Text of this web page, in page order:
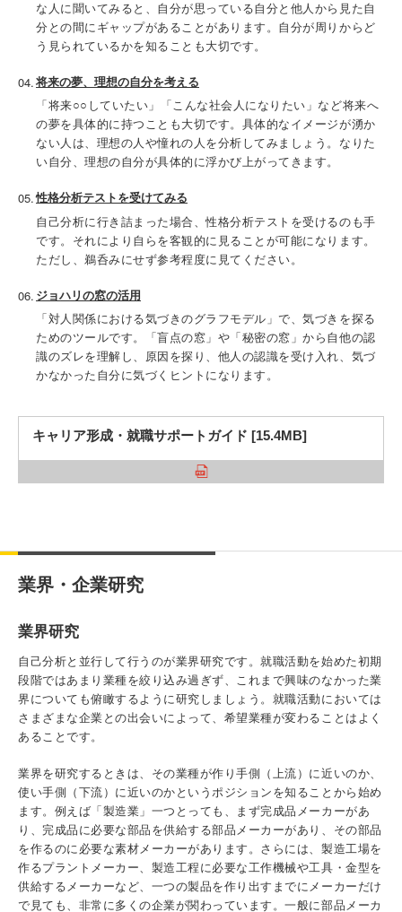
な人に聞いてみると、自分が思っている自分と他人から見た自
分との間にギャップがあることがあります。自分が周りからど
う見られているかを知ることも大切です。
将来の夢、理想の自分を考える
「将来○○していたい」「こんな社会人になりたい」など将来へ
の夢を具体的に持つことも大切です。具体的なイメージが湧か
ない人は、理想の人や憧れの人を分析してみましょう。なりた
い自分、理想の自分が具体的に浮かび上がってきます。
性格分析テストを受けてみる
自己分析に行き詰まった場合、性格分析テストを受けるのも手
です。それにより自らを客観的に見ることが可能になります。
ただし、鵜呑みにせず参考程度に見てください。
ジョハリの窓の活用
「対人関係における気づきのグラフモデル」で、気づきを探る
ためのツールです。「盲点の窓」や「秘密の窓」から自他の認
識のズレを理解し、原因を探り、他人の認識を受け入れ、気づ
かなかった自分に気づくヒントになります。
キャリア形成・就職サポートガイド [15.4MB]
業界・企業研究
業界研究
自己分析と並行して行うのが業界研究です。就職活動を始めた初期
段階ではあまり業種を絞り込み過ぎず、これまで興味のなかった業
界についても俯瞰するように研究しましょう。就職活動においては
さまざまな企業との出会いによって、希望業種が変わることはよく
あることです。
業界を研究するときは、その業種が作り手側（上流）に近いのか、
使い手側（下流）に近いのかというポジションを知ることから始め
ます。例えば「製造業」一つとっても、まず完成品メーカーがあ
り、完成品に必要な部品を供給する部品メーカーがあり、その部品
を作るのに必要な素材メーカーがあります。さらには、製造工場を
作るプラントメーカー、製造工程に必要な工作機械や工具・金型を
供給するメーカーなど、一つの製品を作り出すまでにメーカーだけ
で見ても、非常に多くの企業が関わっています。一般に部品メーカ